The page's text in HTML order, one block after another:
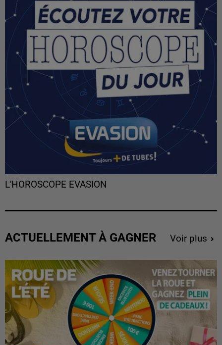
L'HOROSCOPE EVASION
ACTUELLEMENT À GAGNER Voir plus